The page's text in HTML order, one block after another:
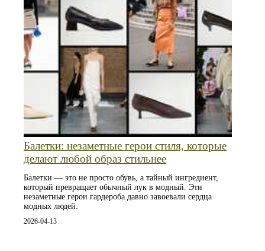
Балетки: незаметные герои стиля, которые
делают любой образ стильнее
Балетки — это не просто обувь, а тайный ингредиент,
который превращает обычный лук в модный. Эти
незаметные герои гардероба давно завоевали сердца
модных людей.
2026-04-13